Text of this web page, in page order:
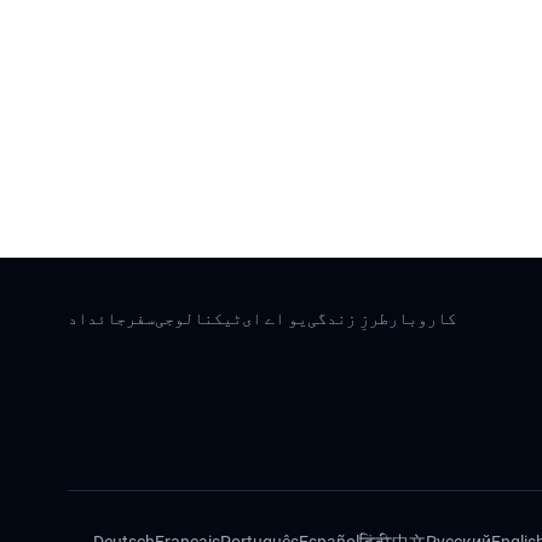
کاروبار طرزِ زندگی یو اے ایٹیکنالوجیسفر جائداد